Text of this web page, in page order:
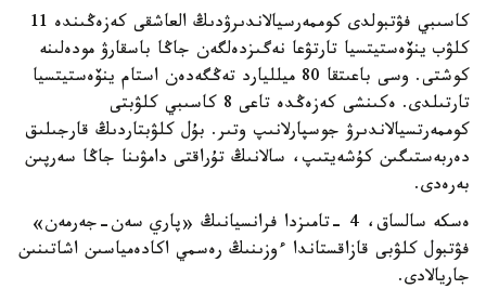
كاسىبي فۋتبولدى كوممەرسيالاندىرۋدىڭ العاشقى كەزەڭىندە 11
كلۋب ينۆەستيتسيا تارتۋعا نەگىزدەلگەن جاڭا باسقارۋ مودەلىنە
كوشتى. وسى باعىتقا 80 ميلليارد تەڭگەدەن استام ينۆەستيتسيا
تارتىلدى. ەكىنشى كەزەڭدە تاعى 8 كاسىبي كلۋبتى
كوممەرتسيالاندىرۋ جوسپارلانىپ وتىر. بۇل كلۋبتاردىڭ قارجىلىق
دەربەستىگىن كۇشەيتىپ، سالانىڭ تۇراقتى دامۋىنا جاڭا سەرپىن
بەرەدى.
ەسكە سالساق، 4 -تامىزدا فرانسيانىڭ «پاري سەن-جەرمەن»
فۋتبول كلۋبى قازاقستاندا ءوزىنىڭ رەسمي اكادەمياسىن اشاتىنىن
جاريالادى.